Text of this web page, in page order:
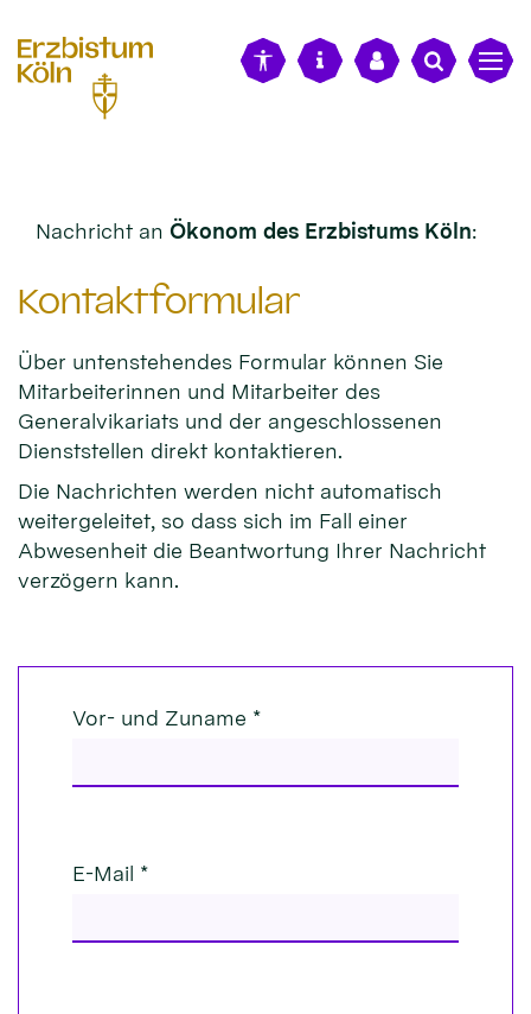
Nachricht an Ökonom des Erzbistums Köln:
Kontaktformular
Über untenstehendes Formular können Sie
Mitarbeiterinnen und Mitarbeiter des
Generalvikariats und der angeschlossenen
Dienststellen direkt kontaktieren.
Die Nachrichten werden nicht automatisch
weitergeleitet, so dass sich im Fall einer
Abwesenheit die Beantwortung Ihrer Nachricht
verzögern kann.
Vor- und Zuname *
E-Mail *